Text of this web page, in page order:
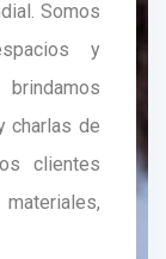
Somos
y
charlas de
clientes